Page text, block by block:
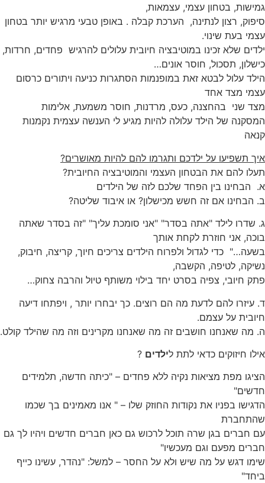
גמישות, בטחון עצמי, עצמאות,
סיפוק, רצון לנתינה, הערכת קבלה . באופן טבעי מרגיש יותר בטחון
עצמי בעת שינוי.
ילדים שלא זכינו במוטיבציה חיובית עלולים להרגיש פחדים, חרדות,
כישלון, תסכול, חוסר אונים…
הילד עלול לבטא זאת במופנמות הסתגרות כניעה ויתורים כרסום
עצמי מצד אחד
מצד שני בהחצנה, כעס, מרדנות, חוסר משמעת, אלימות
המסקנה של הילד עלולה להיות מגיע לי הענשה עצמית נקמנות
קנאה
איך תשפיעו על ילדכם ותגרמו להם להיות מאושרים?
תעלו להם את הבטחון העצמי והמוטיבציה החיובית?
א. הבחינו בין הפחד שלכם לזה של הילדים
ב. הבחינו אם זה חשש מכישלון? או איבוד שליטה?
ג. שדרו לילד "אתה בסדר" "אני סומכת עליך" "זה בסדר שאתה
בוכה, אני חוזרת לקחת אותך
בשעה…" כדי לגדול ולפרוח הילדים צריכים חיוך, קריצה, חיבוק,
נשיקה, לטיפה, הקשבה,
פתק חיובי, צפיה בסרט יחד בילוי משותף טיול והרבה צחוק…
ד. עיזרו להם לדעת מה הם רוצים. כך יבחרו יותר , ויפתחו דיעה
חיובית על עצמם.
ה. מה שאנחנו חושבים זה מה שאנחנו מקרינים וזה מה שהילד קולט.
אילו חיזוקים כדאי לתת לילדים ?
הציגו מפת מציאות נקיה ללא פחדים – "כיתה חדשה, תלמידים
חדשים"
הדגישו בפניו את נקודות החוזק שלו – " אנו מאמינים בך שכמו
שהתחברת
עם חברים בגן שרה תוכל לרכוש גם כאן חברים חדשים ויהיו לך גם
חברים מפעם וגם מעכשיו"
שימו דגש על מה שיש ולא על החסר – למשל: "נהדר, עשינו כייף
ביחד"